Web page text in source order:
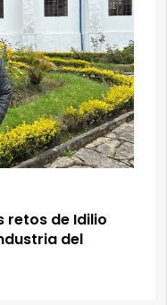
retos de Idilio
del